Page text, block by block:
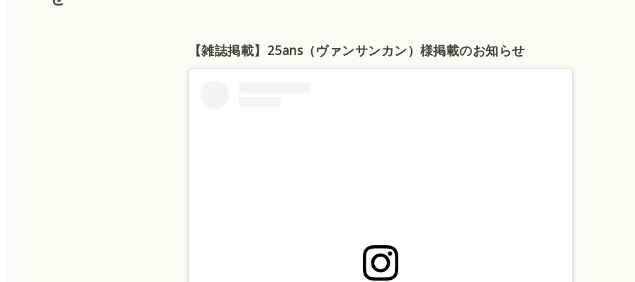
【雑誌掲載】25ans（ヴァンサンカン）様掲載のお知らせ